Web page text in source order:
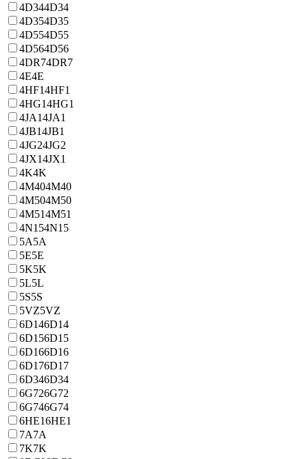
4D344D34
4D354D35
4D554D55
4D564D56
4DR74DR7
4E4E
4HF14HF1
4HG14HG1
4JA14JA1
4JB14JB1
4JG24JG2
4JX14JX1
4K4K
4M404M40
4M504M50
4M514M51
4N154N15
5A5A
5E5E
5K5K
5L5L
5S5S
5VZ5VZ
6D146D14
6D156D15
6D166D16
6D176D17
6D346D34
6G726G72
6G746G74
6HE16HE1
7A7A
7K7K